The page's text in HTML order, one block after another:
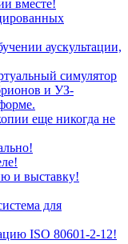
вместе!
аускультации,
симулятор
и УЗ-
еще никогда не
и выставку!
для
ISO 80601-2-12!